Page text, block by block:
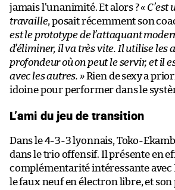
jamais l’unanimité. Et alors ?« C’est
travaille, posait récemment son
est le prototype de l’attaquant
d’éliminer, il va très vite. Il utilise les
profondeur où on peut le servir, et il
avec les autres. »Rien de sexy a
idoine pour performer dans le
L’ami du jeu de transition
Dans le 4-3-3 lyonnais, Toko-
dans le trio offensif. Il présente en
complémentarité intéressante avec
le faux neuf en électron libre, et